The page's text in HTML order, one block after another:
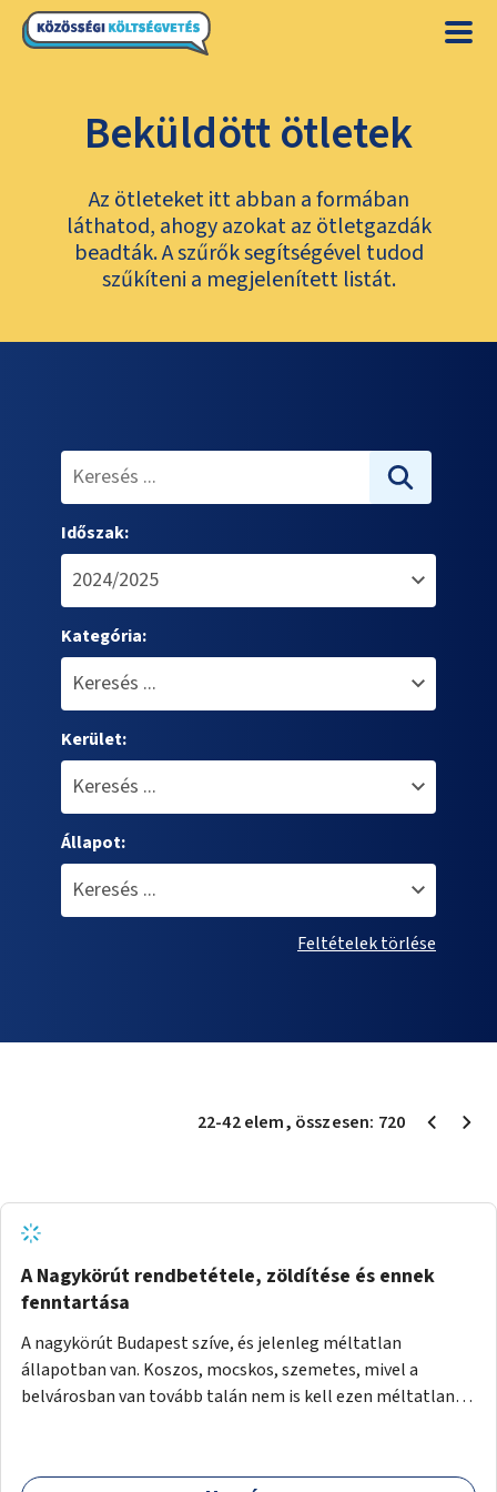
Beküldött ötletek
Az ötleteket itt abban a formában
láthatod, ahogy azokat az ötletgazdák
beadták. A szűrők segítségével tudod
szűkíteni a megjelenített listát.
Időszak:
Kategória:
Kerület:
Állapot:
Feltételek törlése
22-42elem, összesen: 720
A Nagykörút rendbetétele, zöldítése és ennek
fenntartása
A nagykörút Budapest szíve, és jelenleg méltatlan
állapotban van. Koszos, mocskos, szemetes, mivel a
belvárosban van tovább talán nem is kell ezen méltatlan,
tisztán tartásával, és nagy szükség lenne megfelelő